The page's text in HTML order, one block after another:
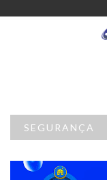
SEGURANÇA